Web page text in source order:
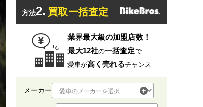
方法2. 買取一括査定
業界最大級の加盟店数！
最大12社の一括査定で
愛車が高く売れるチャンス
メーカー